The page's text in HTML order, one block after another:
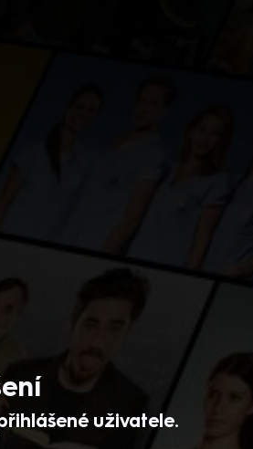
uživatele.